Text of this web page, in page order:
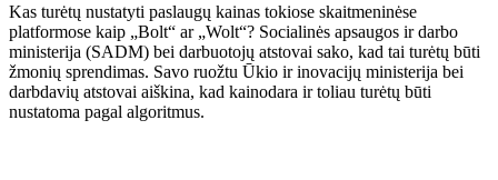
Kas turėtų nustatyti paslaugų kainas tokiose skaitmeninėse
platformose kaip „Bolt“ ar „Wolt“? Socialinės apsaugos ir darbo
ministerija (SADM) bei darbuotojų atstovai sako, kad tai turėtų būti
žmonių sprendimas. Savo ruožtu Ūkio ir inovacijų ministerija bei
darbdavių atstovai aiškina, kad kainodara ir toliau turėtų būti
nustatoma pagal algoritmus.